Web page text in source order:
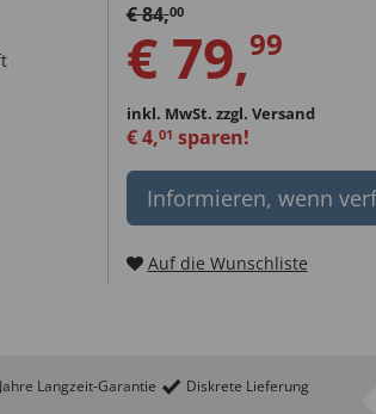
€84,00
€ 79,99
inkl. MwSt. zzgl. Versand
€4,01 sparen!
Informieren, wenn
Auf die Wunschliste
Langzeit-Garantie Diskrete Lieferung